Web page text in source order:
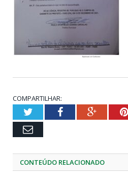
COMPARTILHAR:
TwitterFacebookGoogle+
Email
CONTEÚDO RELACIONADO